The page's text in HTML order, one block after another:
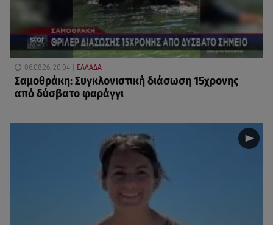
06.08.26, 20:04 ΕΛΛΑΔΑ
Σαμοθράκη: Συγκλονιστική διάσωση 15χρονης
από δύσβατο φαράγγι